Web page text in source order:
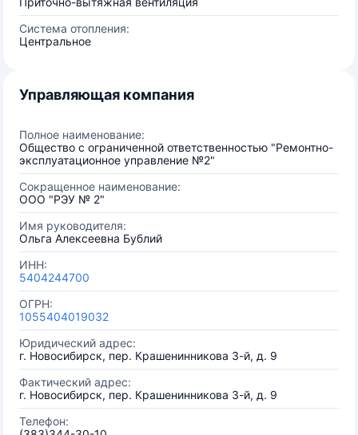
Система отопления:
Центральное
Управляющая компания
Полное наименование:
Общество с ограниченной ответственностью "Ремонтно-
эксплуатационное управление №2"
Сокращенное наименование:
ООО "РЭУ № 2"
Имя руководителя:
Ольга Алексеевна Бублий
ИНН:
5404244700
ОГРН:
1055404019032
Юридический адрес:
г. Новосибирск, пер. Крашенинникова 3-й, д. 9
Фактический адрес:
г. Новосибирск, пер. Крашенинникова 3-й, д. 9
Телефон: